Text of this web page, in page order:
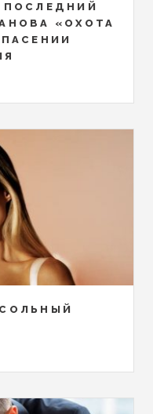
ПОСЛЕДНИЙ
«ОХОТА